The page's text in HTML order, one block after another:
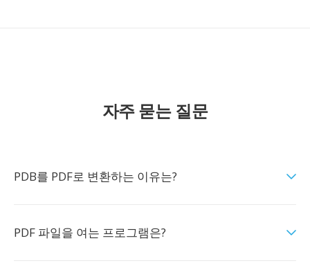
자주 묻는 질문
PDB를 PDF로 변환하는 이유는?
PDF 파일을 여는 프로그램은?